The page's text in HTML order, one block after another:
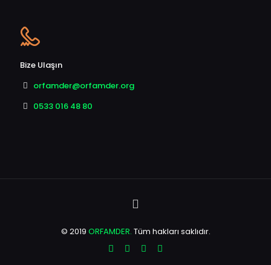
Bize Ulaşın
orfamder@orfamder.org
0533 016 48 80
© 2019 ORFAMDER. Tüm hakları saklıdır.